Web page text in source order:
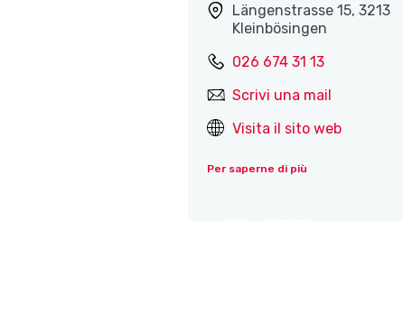
Längenstrasse 15, 3213
Kleinbösingen
026 674 31 13
Scrivi una mail
Visita il sito web
Per saperne di più